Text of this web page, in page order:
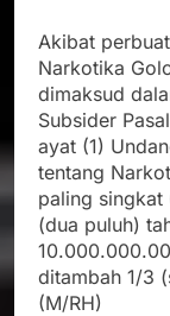
Akibat
Narkotika
dimaksud
Subsider
ayat (1)
tentang
paling singkat
(dua puluh)
ditambah 1/3
(M/RH)